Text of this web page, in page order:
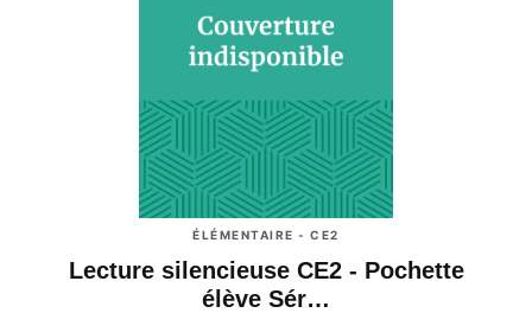
ÉLÉMENTAIRE - CE2
Lecture silencieuse CE2 - Pochette
élève Sér…